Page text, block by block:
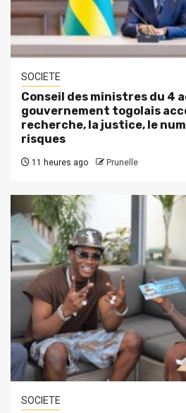
SOCIETE
Conseil des ministres du 4
gouvernement togolais
recherche, la justice, le
risques
11 heures ago Prunelle
SOCIETE